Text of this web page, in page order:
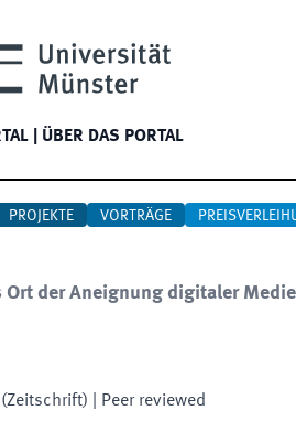
ÜBER DAS PORTAL
PROJEKTE VORTRÄGE
Ort der Aneignung digitaler
| Peer reviewed